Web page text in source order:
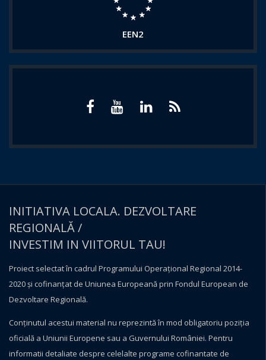
EEN2
INITIATIVA LOCALA. DEZVOLTARE
REGIONALĂ /
INVESTIM IN VIITORUL TAU!
Proiect selectat în cadrul Programului Operațional Regional 2014-
2020 și cofinanțat de Uniunea Europeană prin Fondul European de
Dezvoltare Regională.
Conţinutul acestui material nu reprezintă în mod obligatoriu poziţia
oficială a Uniunii Europene sau a Guvernului României. Pentru
informatii detaliate despre celelalte programe cofinantate de